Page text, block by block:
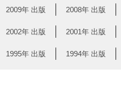
2009年 出版 2008年 出版
2002年 出版 2001年 出版
1995年 出版 1994年 出版